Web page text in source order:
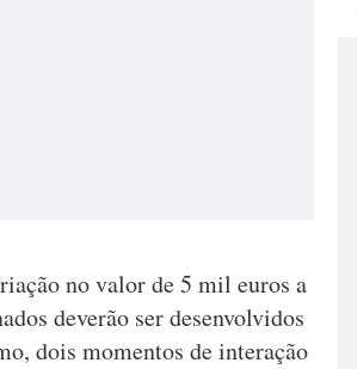
no valor de 5 mil euros a
deverão ser desenvolvidos
dois momentos de interação